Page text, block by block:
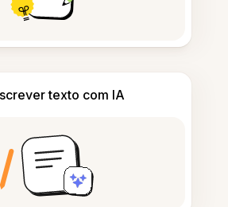
texto com IA